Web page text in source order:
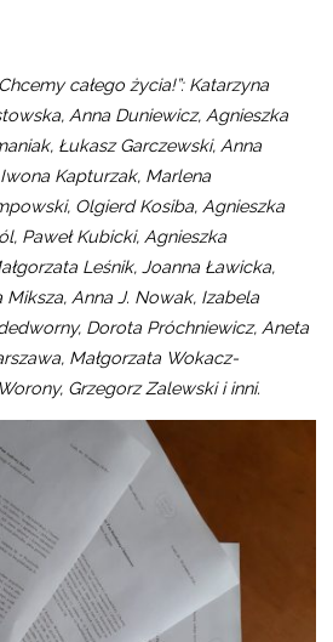
całego życia!”: Katarzyna
Anna Duniewicz, Agnieszka
Łukasz Garczewski, Anna
Kapturzak, Marlena
Olgierd Kosiba, Agnieszka
Paweł Kubicki, Agnieszka
Leśnik, Joanna Ławicka,
Anna J. Nowak, Izabela
Dorota Próchniewicz, Aneta
Małgorzata Wokacz-
Grzegorz Zalewski i inni.